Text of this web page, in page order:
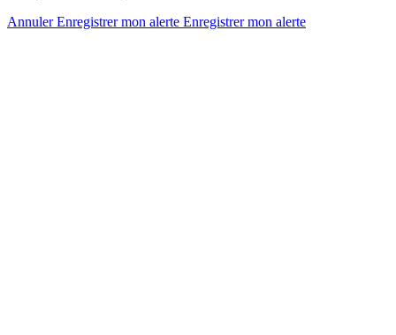
AnnulerEnregistrer mon alerte Enregistrermon alerte